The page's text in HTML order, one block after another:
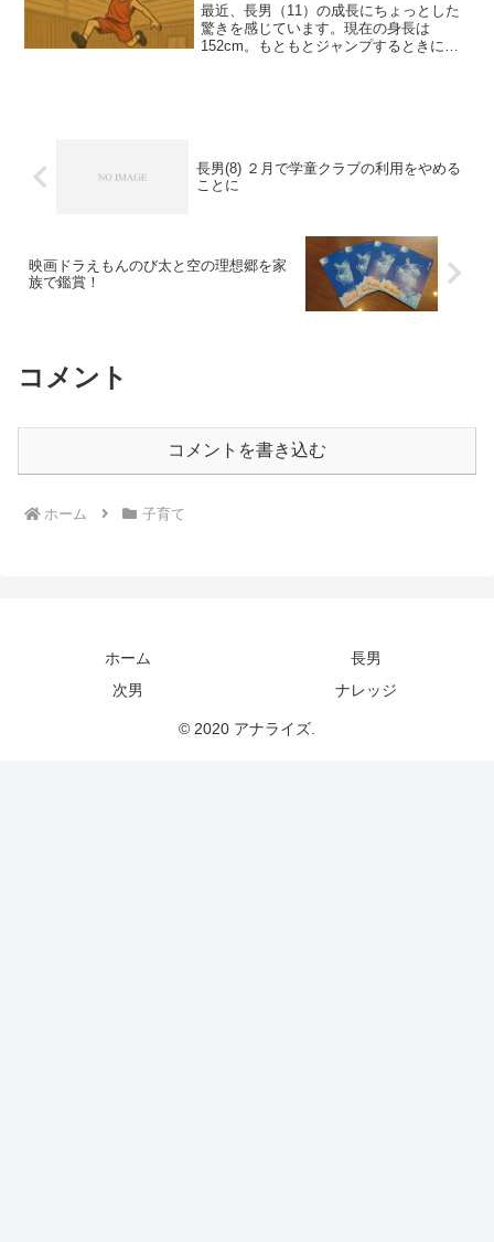
最近、長男（11）の成長にちょっとした
驚きを感じています。現在の身長は
152cm。もともとジャンプするときに
長男(8) ２月で学童クラブの利用をやめる
ことに
映画ドラえもんのび太と空の理想郷を家
族で鑑賞！
コメント
コメントを書き込む
ホーム 子育て
ホーム
長男
次男
ナレッジ
© 2020 アナライズ.